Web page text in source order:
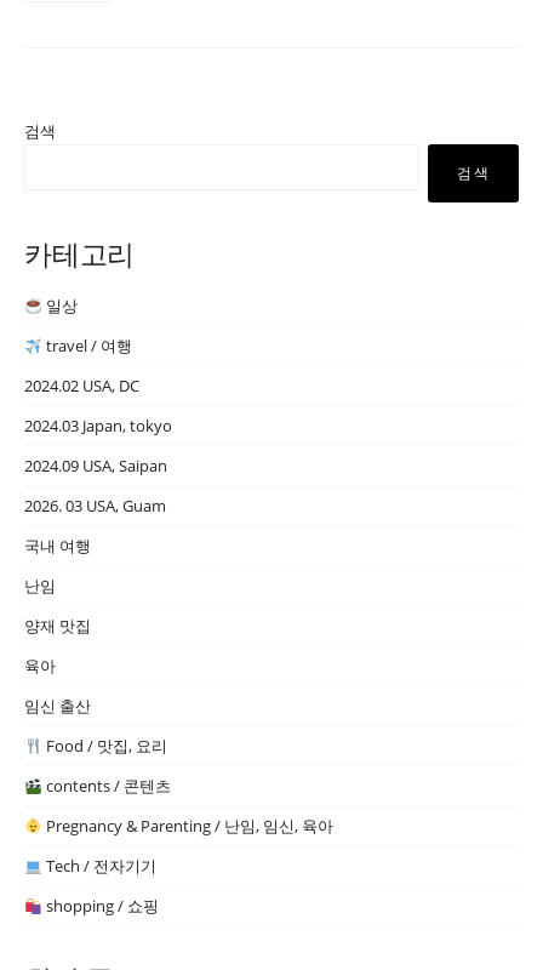
검색
검색
카테고리
일상
travel / 여행
2024.02 USA, DC
2024.03 Japan, tokyo
2024.09 USA, Saipan
2026. 03 USA, Guam
국내 여행
난임
양재 맛집
육아
임신 출산
Food / 맛집, 요리
contents / 콘텐츠
Pregnancy & Parenting / 난임, 임신, 육아
Tech / 전자기기
shopping / 쇼핑